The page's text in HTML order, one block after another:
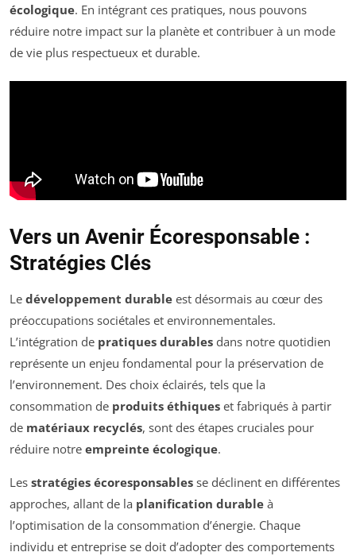
écologique. En intégrant ces pratiques, nous pouvons
réduire notre impact sur la planète et contribuer à un mode
de vie plus respectueux et durable.
Vers un Avenir Écoresponsable :
Stratégies Clés
Le développement durable est désormais au cœur des
préoccupations sociétales et environnementales.
L’intégration de pratiques durables dans notre quotidien
représente un enjeu fondamental pour la préservation de
l’environnement. Des choix éclairés, tels que la
consommation de produits éthiques et fabriqués à partir
de matériaux recyclés, sont des étapes cruciales pour
réduire notre empreinte écologique.
Les stratégies écoresponsables se déclinent en différentes
approches, allant de la planification durable à
l’optimisation de la consommation d’énergie. Chaque
individu et entreprise se doit d’adopter des comportements